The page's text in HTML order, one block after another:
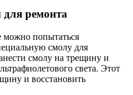
ремонта
можно попытаться
смолу для
смолу на трещину и
света. Этот
и восстановить